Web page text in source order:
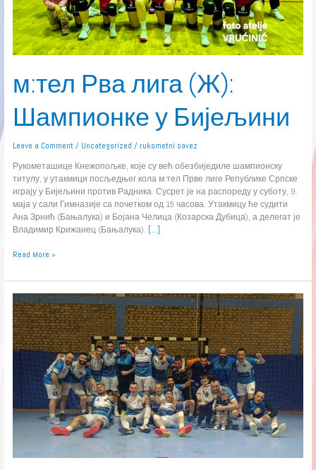
м:тел Рва лига (Ж):
Шампионке у Бијељини
Leave a Comment / Uncategorized / rukometni savez
Рукометашице Кнежопољке, које су већ обезбиједиле шампионску
титулу, у утакмици посљедњег кола м:тел Прве лиге Републике Српске
играју у Бијељини против Радника. Сусрет је на распореду у суботу, 9.
маја у сали Гимназије са почетком од 15 часова. Утакмицу ће судити
Ана Зрнић (Бањалука) и Бојана Челица (Козарска Дубица), а делегат је
Владимир Крижанец (Бањалука). […]
Read More »
м:тел
Прва
лига
(М):
„Соколови“
Козару